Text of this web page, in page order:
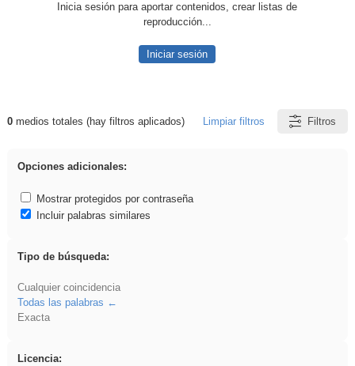
Inicia sesión para aportar contenidos, crear listas de
reproducción...
Iniciar sesión
Resultados de: vidriera
0medios totales (hay filtros aplicados) Limpiar filtros Filtros
Opciones adicionales:
Mostrar protegidos por contraseña
Incluir palabras similares
Tipo de búsqueda:
Cualquier coincidencia
Todas las palabras
Exacta
Licencia: